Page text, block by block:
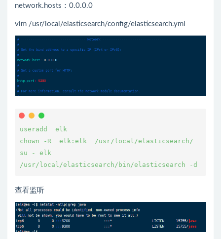
network.hosts：0.0.0.0
vim /usr/local/elasticsearch/config/elasticsearch.yml
useradd  elk
chown -R  elk:elk  /usr/local/elasticsearch/
su - elk
/usr/local/elasticsearch/bin/elasticsearch -d
查看监听